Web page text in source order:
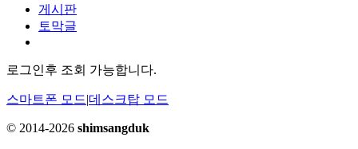
게시판
토막글
로그인후 조회 가능합니다.
스마트폰 모드|데스크탑 모드
© 2014-2026 shimsangduk